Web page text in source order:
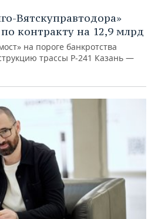
Вятскуправтодора»
контракту на 12,9 млрд
на пороге банкротства
трассы Р‑241 Казань —